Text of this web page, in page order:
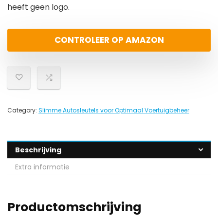
heeft geen logo.
CONTROLEER OP AMAZON
Category: Slimme Autosleutels voor Optimaal Voertuigbeheer
Beschrijving
Extra informatie
Productomschrijving